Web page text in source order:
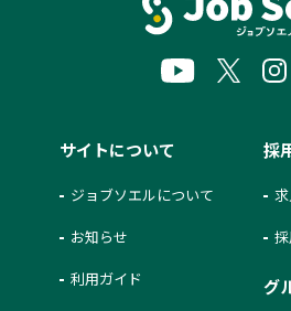
サイトについて
ジョブソエルについて
お知らせ
利用ガイド
採
グ